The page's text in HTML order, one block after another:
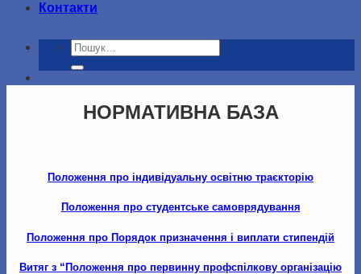
Контакти
Шукати:
НОРМАТИВНА БАЗА
Положення про індивідуальну освітню траєкторію
Положення про студентське самоврядування
Положення про Порядок призначення і виплати стипендій
Витяг з “Положення про первинну профспілкову організацію